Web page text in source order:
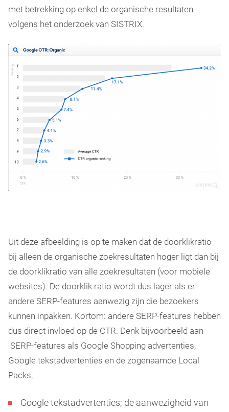
met betrekking op enkel de organische resultaten
volgens het onderzoek van SISTRIX.
Uit deze afbeelding is op te maken dat de doorklikratio
bij alleen de organische zoekresultaten hoger ligt dan bij
de doorklikratio van alle zoekresultaten (voor mobiele
websites). De doorklik ratio wordt dus lager als er
andere SERP-features aanwezig zijn die bezoekers
kunnen inpakken. Kortom: andere SERP-features hebben
dus direct invloed op de CTR. Denk bijvoorbeeld aan
SERP-features als Google Shopping advertenties,
Google tekstadvertenties en de zogenaamde Local
Packs;
Google tekstadvertenties; de aanwezigheid van